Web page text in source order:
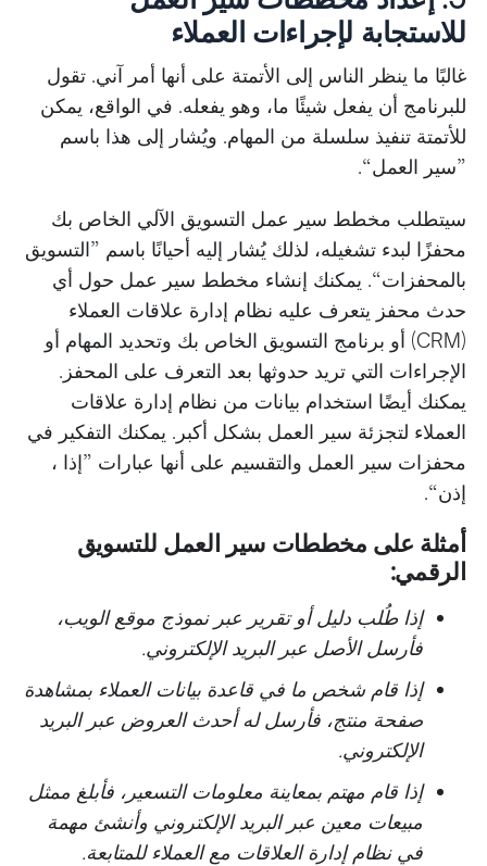
للاستجابة لإجراءات العملاء
غالبًا ما ينظر الناس إلى الأتمتة على أنها أمر آني. تقول
للبرنامج أن يفعل شيئًا ما، وهو يفعله. في الواقع، يمكن
للأتمتة تنفيذ سلسلة من المهام. ويُشار إلى هذا باسم
”سير العمل“.
سيتطلب مخطط سير عمل التسويق الآلي الخاص بك
محفزًا لبدء تشغيله، لذلك يُشار إليه أحيانًا باسم ”التسويق
بالمحفزات“. يمكنك إنشاء مخطط سير عمل حول أي
حدث محفز يتعرف عليه نظام إدارة علاقات العملاء
(CRM) أو برنامج التسويق الخاص بك وتحديد المهام أو
الإجراءات التي تريد حدوثها بعد التعرف على المحفز.
يمكنك أيضًا استخدام بيانات من نظام إدارة علاقات
العملاء لتجزئة سير العمل بشكل أكبر. يمكنك التفكير في
محفزات سير العمل والتقسيم على أنها عبارات ”إذا ،
إذن“.
أمثلة على مخططات سير العمل للتسويق
الرقمي:
إذا طُلب دليل أو تقرير عبر نموذج موقع الويب،
فأرسل الأصل عبر البريد الإلكتروني.
إذا قام شخص ما في قاعدة بيانات العملاء بمشاهدة
صفحة منتج، فأرسل له أحدث العروض عبر البريد
الإلكتروني.
إذا قام مهتم بمعاينة معلومات التسعير، فأبلغ ممثل
مبيعات معين عبر البريد الإلكتروني وأنشئ مهمة
في نظام إدارة العلاقات مع العملاء للمتابعة.